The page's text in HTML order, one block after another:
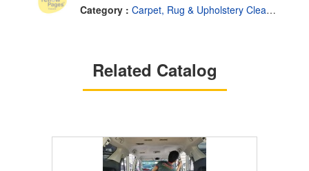
Category : Carpet, Rug & Upholstery Cleaners
Related Catalog